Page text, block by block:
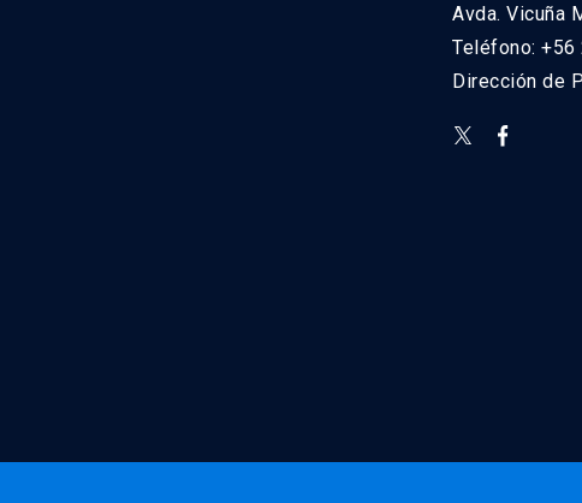
Avda. Vicuña
Teléfono: +56
Dirección de